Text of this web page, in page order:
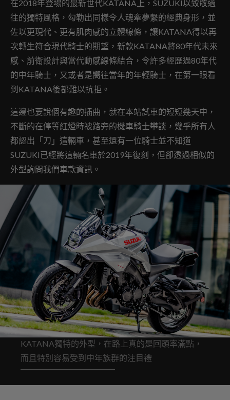
在2018年登場的最新世代KATANA上，SUZUKI以致敬過
往的獨特風格，勾勒出同樣令人魂牽夢繫的經典身形，並
佐以更現代、更有肌肉感的立體線條，讓KATANA得以再
次轉生符合現代騎士的期望，新款KATANA將80年代未來
感、前衛設計與當代動感線條結合，令許多經歷過80年代
的中年騎士，又或者是嚮往當年的年輕騎士，在第一眼看
到KATANA後都難以抗拒。
這邊也要說個有趣的插曲，就在本站試車的短短幾天中，
不斷的在停等紅燈時被路旁的機車騎士攀談，幾乎所有人
都認出「刀」這輛車，甚至還有一位騎士並不知道
SUZUKI已經將這輛名車於2019年復刻，但卻透過相似的
外型詢問我們車款資訊。
KATANA獨特的外型，在路上真的是回頭率滿點，
而且特別容易受到中年族群的注目禮